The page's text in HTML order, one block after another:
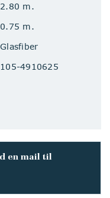
2.80 m.
0.75 m.
Glasfiber
105-4910625
en mail til